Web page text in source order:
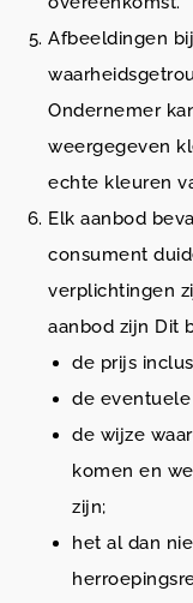
Afbeeldingen
Ondernemer
weergegeven
echte kleuren
Elk aanbod
consument
verplichtingen
aanbod zijn Dit
de prijs
de
de wijze
komen en
zijn;
het al dan